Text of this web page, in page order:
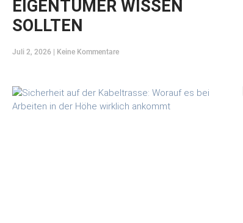
EIGENTÜMER WISSEN
SOLLTEN
Juli 2, 2026 Keine Kommentare